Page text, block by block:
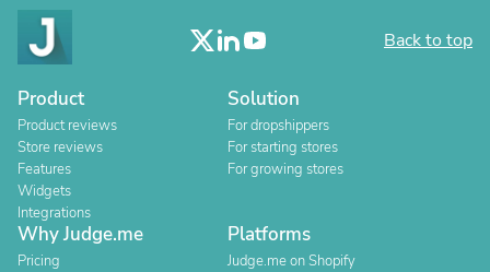
Back to top
Product
Product reviews
Store reviews
Features
Widgets
Integrations
Solution
For dropshippers
For starting stores
For growing stores
Why Judge.me
Pricing
Platforms
Judge.me on Shopify